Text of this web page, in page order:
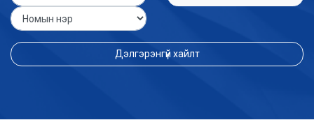
Дэлгэрэнгүй хайлт